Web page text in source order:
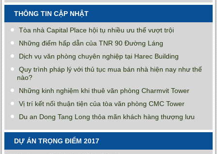
THÔNG TIN CẬP NHẬT
Tòa nhà Capital Place hội tụ nhiều ưu thế vượt trội
Những điểm hấp dẫn của TNR 90 Đường Láng
Dịch vụ văn phòng chuyên nghiệp tại Harec Building
Quy trình pháp lý với thủ tục mua bán nhà hiện nay như thế
nào?
Những kinh nghiệm khi thuê văn phòng Charmvit Tower
Vị trí kết nối thuận tiện của tòa văn phòng CMC Tower
Du an Dong Tang Long thỏa mãn khách hàng thượng lưu
DỰ ÁN TRỌNG ĐIỂM 2017